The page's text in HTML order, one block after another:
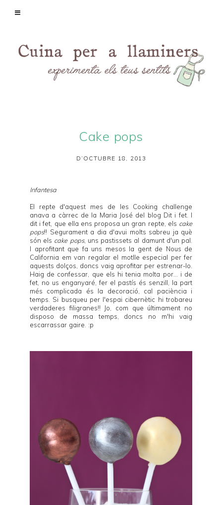
Cake pops
D’OCTUBRE 18, 2013
Infantesa
El repte d'aquest mes de les Cooking challenge
anava a càrrec de la Maria José del blog Dit i fet. I
dit i fet, que ella ens proposa un gran repte, els cake
pops!! Segurament a dia d'avui molts sabreu ja què
són els cake pops, uns pastissets al damunt d'un pal.
I aprofitant que fa uns mesos la gent de Nous de
California em van regalar el motlle especial per fer
aquests dolços, doncs vaig aprofitar per estrenar-lo.
Haig de confessar, que els hi tenia molta por... i de
fet, no us enganyaré, fer el pastís és senzill, la part
més complicada és la decoració, cal paciència i
temps. Si busqueu per l'espai cibernètic hi trobareu
verdaderes filigranes!! Jo, com que últimament no
disposo de massa temps, doncs no m'hi vaig
escarrassar gaire. :p